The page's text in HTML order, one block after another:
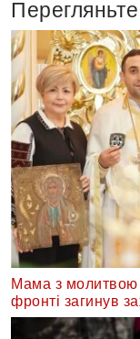
Мама з молитвою
фронті загинув